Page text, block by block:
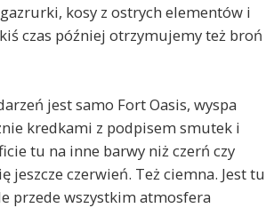
kosy z ostrych elementów i
czas później otrzymujemy też broń
jest samo Fort Oasis, wyspa
kredkami z podpisem smutek i
tu na inne barwy niż czerń czy
jeszcze czerwień. Też ciemna. Jest tu
przede wszystkim atmosfera